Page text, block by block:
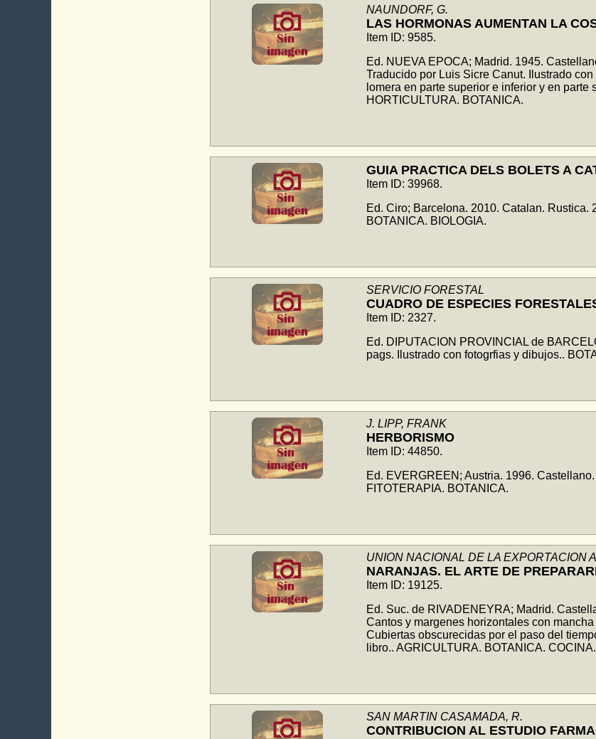
NAUNDORF, G.
LAS HORMONAS AUMENTAN LA
Item ID: 9585.
Ed. NUEVA EPOCA; Madrid. 1945.
Traducido por Luis Sicre Canut. Ilustrado
lomera en parte superior e inferior y en
HORTICULTURA. BOTANICA.
GUIA PRACTICA DELS BOLETS A
Item ID: 39968.
Ed. Ciro; Barcelona. 2010. Catalan. Rustica.
BOTANICA. BIOLOGIA.
SERVICIO FORESTAL
CUADRO DE ESPECIES
Item ID: 2327.
Ed. DIPUTACION PROVINCIAL de
pags. Ilustrado con fotogrfias y dibujos..
J. LIPP, FRANK
HERBORISMO
Item ID: 44850.
Ed. EVERGREEN; Austria. 1996.
FITOTERAPIA. BOTANICA.
UNION NACIONAL DE LA EXPORTACION
NARANJAS. EL ARTE DE
Item ID: 19125.
Ed. Suc. de RIVADENEYRA; Madrid.
Cantos y margenes horizontales con
Cubiertas obscurecidas por el paso del
libro.. AGRICULTURA. BOTANICA. COCINA.
SAN MARTIN CASAMADA, R.
CONTRIBUCION AL ESTUDIO